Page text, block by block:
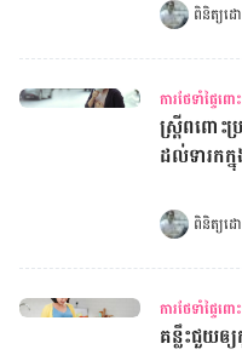
ពិនិត្យដ
ការថែទាំផ្ទៃ
ស្រ្តីពពោះ
ដល់ទារកក្នុ
ពិនិត្យដ
ការថែទាំផ្ទៃ
គន្លឹះជួយឲ្